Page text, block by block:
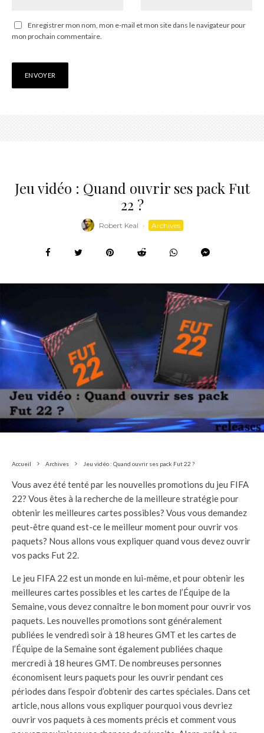
Enregistrer mon nom, mon e-mail et mon site dans le navigateur pour
mon prochain commentaire.
Jeu vidéo : Quand ouvrir ses pack Fut
22 ?
Robert Keal · Archives
Accueil Archives Jeu vidéo : Quand ouvrir ses pack Fut 22 ?
Vous avez été tenté par les nouvelles promotions du jeu FIFA
22? Vous êtes à la recherche de la meilleure stratégie pour
obtenir les meilleures cartes possibles? Vous vous demandez
peut-être quand est-ce le meilleur moment pour ouvrir vos
paquets? Nous allons vous expliquer quand vous devez ouvrir
vos packs Fut 22.
Le jeu FIFA 22 est un monde en lui-même, et pour obtenir les
meilleures cartes possibles et les cartes de l’Équipe de la
Semaine, vous devez connaître le bon moment pour ouvrir vos
paquets. Les nouvelles promotions sont généralement
publiées le vendredi soir à 18 heures GMT et les cartes de
l’Équipe de la Semaine sont également publiées chaque
mercredi à 18 heures GMT. De nombreuses personnes
économisent leurs paquets pour les ouvrir pendant ces
périodes dans l’espoir d’obtenir des cartes spéciales. Dans cet
article, nous allons vous expliquer pourquoi vous devriez
ouvrir vos paquets à ces moments précis et comment vous